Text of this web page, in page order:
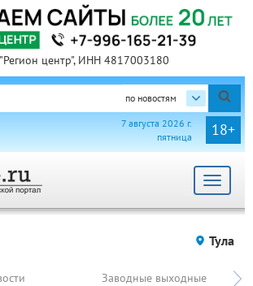
центр", ИНН 4817003180
по новостям
18+
7 августа 2026 г.
пятница
Toggle
Тула
Заводные выходные